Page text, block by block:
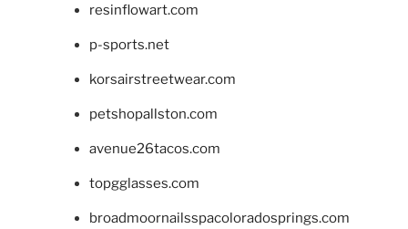
resinflowart.com
p-sports.net
korsairstreetwear.com
petshopallston.com
avenue26tacos.com
topgglasses.com
broadmoornailsspacoloradosprings.com